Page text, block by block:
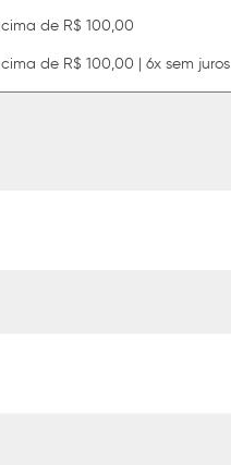
de R$ 100,00
de R$ 100,00 | 6x sem juros